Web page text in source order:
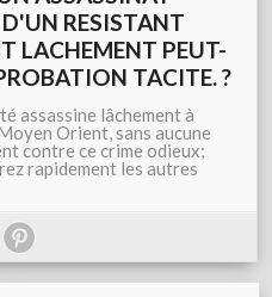
RESISTANT
LACHEMENT PEUT-
TACITE. ?
assassine lâchement à
Orient, sans aucune
contre ce crime odieux;
rapidement les autres